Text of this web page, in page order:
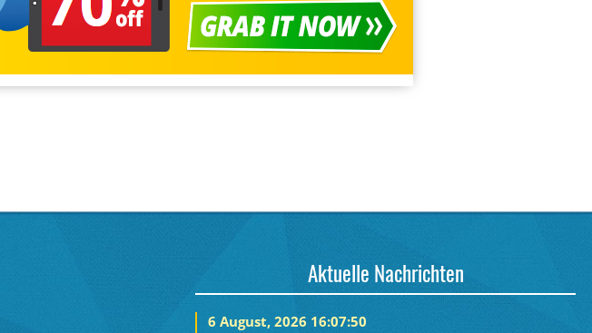
Aktuelle Nachrichten
6 August, 2026 16:07:50